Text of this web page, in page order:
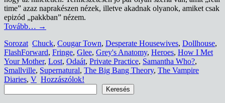
time” azaz naprakészen nézek, illetve akadnak olyanok, amiket csak
epizód „pakkban” nézem.
Tovább… →
Sorozat Chuck, Cougar Town, Desperate Housewives, Dollhouse,
FlashForward, Fringe, Glee, Grey's Anatomy, Heroes, How I Met
Your Mother, Lost, Odaát, Private Practice, Samantha Who?,
Smallville, Supernatural, The Big Bang Theory, The Vampire
Diaries, V Hozzászólok!
Keresés